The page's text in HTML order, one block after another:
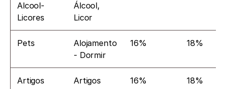
Alcool-
Licores
Álcool,
Licor
Pets
Alojamento
- Dormir
16% 18%
Artigos
Artigos
16% 18%